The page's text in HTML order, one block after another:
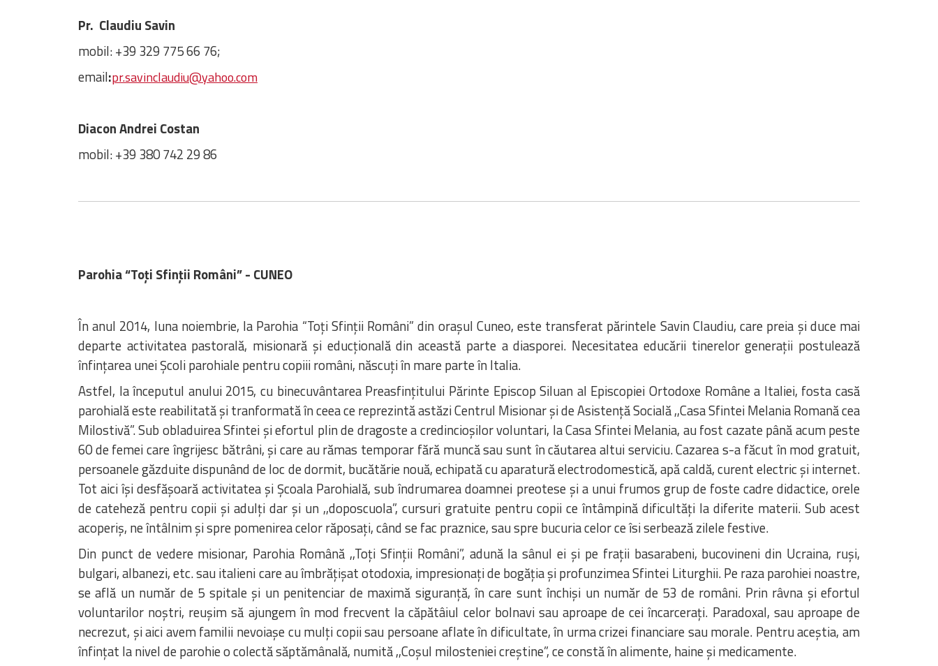
Pr. Claudiu Savin
mobil: +39 329 775 66 76;
email:pr.savinclaudiu@yahoo.com
Diacon Andrei Costan
mobil: +39 380 742 29 86
Parohia “Toți Sfinții Români” - CUNEO
În anul 2014, luna noiembrie, la Parohia “Toți Sfinții Români” din orașul Cuneo, este transferat părintele Savin Claudiu, care preia și duce mai
departe activitatea pastorală, misionară și educțională din această parte a diasporei. Necesitatea educării tinerelor generații postulează
înfințarea unei Școli parohiale pentru copiii români, născuți în mare parte în Italia.
Astfel, la începutul anului 2015, cu binecuvântarea Preasfințitului Părinte Episcop Siluan al Episcopiei Ortodoxe Române a Italiei, fosta casă
parohială este reabilitată și tranformată în ceea ce reprezintă astăzi Centrul Misionar și de Asistență Socială ,,Casa Sfintei Melania Romană cea
Milostivă”. Sub obladuirea Sfintei și efortul plin de dragoste a credincioșilor voluntari, la Casa Sfintei Melania, au fost cazate până acum peste
60 de femei care îngrijesc bătrâni, și care au rămas temporar fără muncă sau sunt în căutarea altui serviciu. Cazarea s-a făcut în mod gratuit,
persoanele găzduite dispunând de loc de dormit, bucătărie nouă, echipată cu aparatură electrodomestică, apă caldă, curent electric și internet.
Tot aici își desfășoară activitatea și Școala Parohială, sub îndrumarea doamnei preotese și a unui frumos grup de foste cadre didactice, orele
de cateheză pentru copii și adulți dar și un ,,doposcuola”, cursuri gratuite pentru copii ce întâmpină dificultăți la diferite materii. Sub acest
acoperiș, ne întâlnim și spre pomenirea celor răposați, când se fac praznice, sau spre bucuria celor ce îsi serbează zilele festive.
Din punct de vedere misionar, Parohia Română ,,Toți Sfinții Români”, adună la sânul ei și pe frații basarabeni, bucovineni din Ucraina, ruși,
bulgari, albanezi, etc. sau italieni care au îmbrățișat otodoxia, impresionați de bogăția și profunzimea Sfintei Liturghii. Pe raza parohiei noastre,
se află un număr de 5 spitale și un penitenciar de maximă siguranță, în care sunt închiși un număr de 53 de români. Prin râvna și efortul
voluntarilor noștri, reușim să ajungem în mod frecvent la căpătâiul celor bolnavi sau aproape de cei încarcerați. Paradoxal, sau aproape de
necrezut, și aici avem familii nevoiașe cu mulți copii sau persoane aflate în dificultate, în urma crizei financiare sau morale. Pentru aceștia, am
înfințat la nivel de parohie o colectă săptămânală, numită ,,Coșul milosteniei creștine”, ce constă în alimente, haine și medicamente.